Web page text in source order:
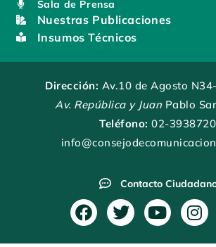
Sala de Prensa
Nuestras Publicaciones
Insumos Técnicos
Dirección: Av.10 de Agosto
Av. República y Juan Pablo
Teléfono: 02-3938720
Contacto
F
a
T
w
Y
o
I
n